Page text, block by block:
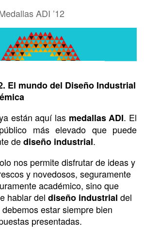
ADI ’12ADI ’12
El mundo del Diseño Industrial
están aquí las medallas ADI. El
más elevado que puede
dediseño industrial.
nos permite disfrutar de ideas y
y novedosos, seguramente
académico, sino que
hablar del diseño industrial del
estar siempre bien
presentadas.